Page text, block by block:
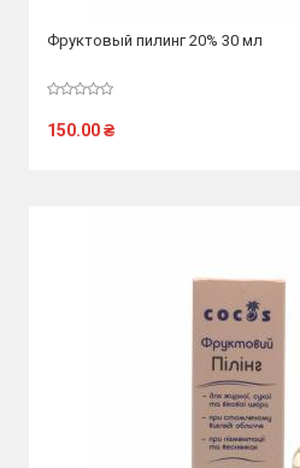
Фруктовый пилинг 20% 30 мл
150.00₴